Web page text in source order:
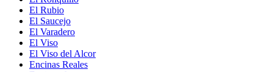
El Rubio
El Saucejo
El Varadero
El Viso
El Viso del Alcor
Encinas Reales